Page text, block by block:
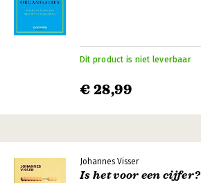
Dit product is niet leverbaar
€ 28,99
Johannes Visser
Is het voor een cijfer?